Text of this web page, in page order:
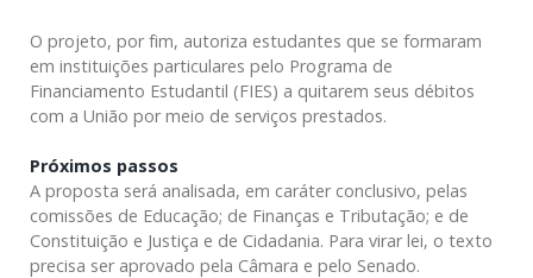
O projeto, por fim, autoriza estudantes que se formaram
em instituições particulares pelo Programa de
Financiamento Estudantil (FIES) a quitarem seus débitos
com a União por meio de serviços prestados.
Próximos passos
A proposta será analisada, em caráter conclusivo, pelas
comissões de Educação; de Finanças e Tributação; e de
Constituição e Justiça e de Cidadania. Para virar lei, o texto
precisa ser aprovado pela Câmara e pelo Senado.